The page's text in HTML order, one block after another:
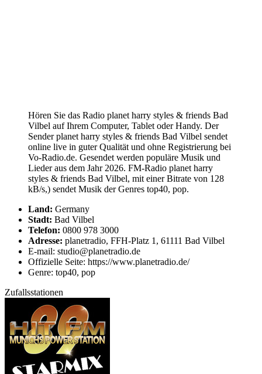
Hören Sie das Radio planet harry styles & friends Bad
Vilbel auf Ihrem Computer, Tablet oder Handy. Der
Sender planet harry styles & friends Bad Vilbel sendet
online live in guter Qualität und ohne Registrierung bei
Vo-Radio.de. Gesendet werden populäre Musik und
Lieder aus dem Jahr 2026. FM-Radio planet harry
styles & friends Bad Vilbel, mit einer Bitrate von 128
kB/s,) sendet Musik der Genres top40, pop.
Land: Germany
Stadt: Bad Vilbel
Telefon: 0800 978 3000
Adresse: planetradio, FFH-Platz 1, 61111 Bad Vilbel
E-mail: studio@planetradio.de
Offizielle Seite: https://www.planetradio.de/
Genre: top40, pop
Zufallsstationen